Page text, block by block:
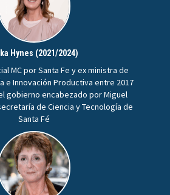
Hynes (2021/2024)
MC por Santa Fe y ex ministra de
e Innovación Productiva entre 2017
gobierno encabezado por Miguel
de Ciencia y Tecnología de
Santa Fé